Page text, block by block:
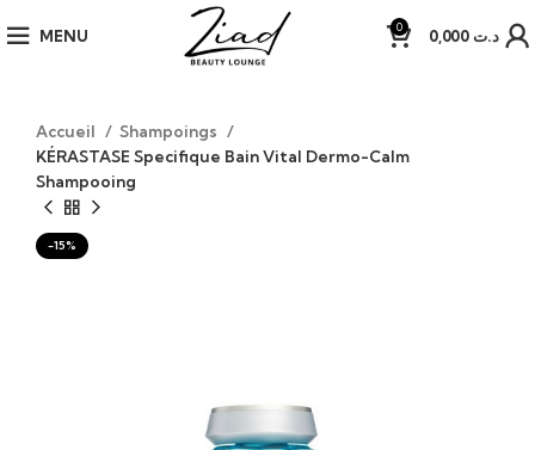
MENU 0 د.ت
Accueil
Shampoings
KÉRASTASE Specifique Bain Vital Dermo-Calm
Shampooing
-15%